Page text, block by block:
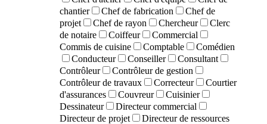
chantier
Chef de fabrication
Chef de
projet
Chef de rayon Chercheur
Clerc
de notaire
Coiffeur
Commercial
Commis de cuisine
Comptable
Comédien
Conducteur
Conseiller
Consultant
Contrôleur
Contrôleur de gestion
Contrôleur de travaux
Correcteur
Courtier
d'assurances
Couvreur
Cuisinier
Dessinateur
Directeur commercial
Directeur de projet
Directeur de ressources